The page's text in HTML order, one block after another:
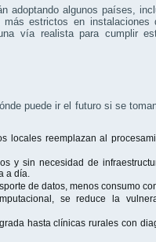
adoptando algunos países,
estrictos en instalaciones
vía realista para cumplir
puede ir el futuro si se
locales reemplazan al
y sin necesidad de
a día.
de datos, menos consumo
se reduce la
hasta clínicas rurales con